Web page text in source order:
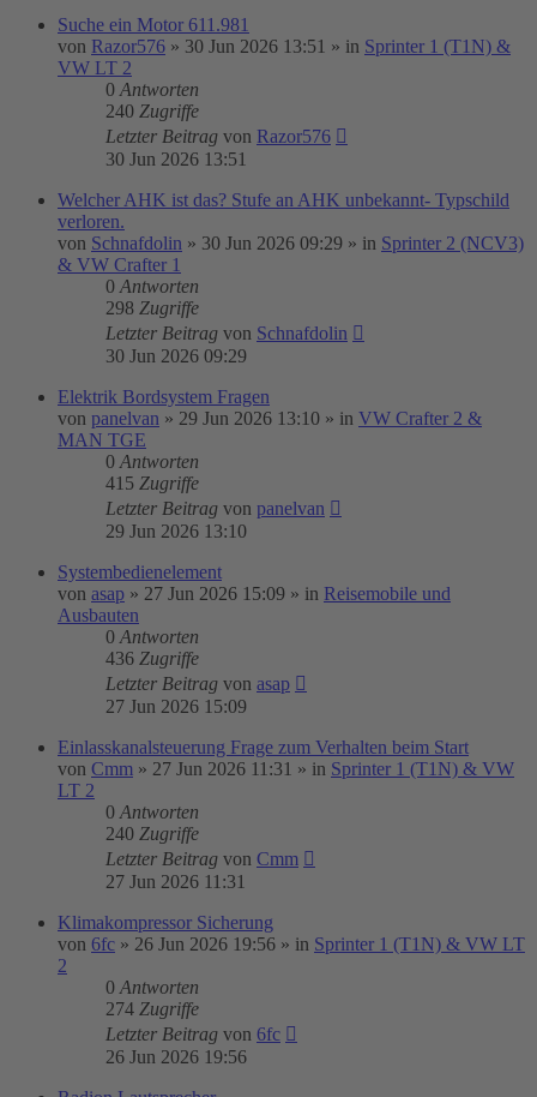
Suche ein Motor 611.981
von Razor576 » 30 Jun 2026 13:51 » in Sprinter 1 (T1N) &
VW LT 2
0 Antworten
240 Zugriffe
Letzter Beitrag von Razor576
30 Jun 2026 13:51
Welcher AHK ist das? Stufe an AHK unbekannt- Typschild
verloren.
von Schnafdolin » 30 Jun 2026 09:29 » in Sprinter 2 (NCV3)
& VW Crafter 1
0 Antworten
298 Zugriffe
Letzter Beitrag von Schnafdolin
30 Jun 2026 09:29
Elektrik Bordsystem Fragen
von panelvan » 29 Jun 2026 13:10 » in VW Crafter 2 &
MAN TGE
0 Antworten
415 Zugriffe
Letzter Beitrag von panelvan
29 Jun 2026 13:10
Systembedienelement
von asap » 27 Jun 2026 15:09 » in Reisemobile und
Ausbauten
0 Antworten
436 Zugriffe
Letzter Beitrag von asap
27 Jun 2026 15:09
Einlasskanalsteuerung Frage zum Verhalten beim Start
von Cmm » 27 Jun 2026 11:31 » in Sprinter 1 (T1N) & VW
LT 2
0 Antworten
240 Zugriffe
Letzter Beitrag von Cmm
27 Jun 2026 11:31
Klimakompressor Sicherung
von 6fc » 26 Jun 2026 19:56 » in Sprinter 1 (T1N) & VW LT
2
0 Antworten
274 Zugriffe
Letzter Beitrag von 6fc
26 Jun 2026 19:56